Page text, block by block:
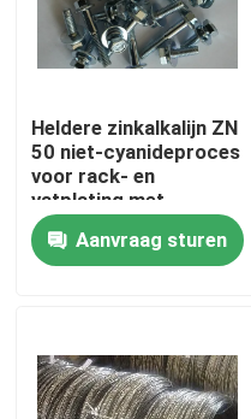
Huis
Video's
Heldere zinkalkalijn ZN
50 niet-cyanideproces
voor rack- en
vatplating met
uitstekende
metaaldistributie en
een hoog
Aanvraag sturen